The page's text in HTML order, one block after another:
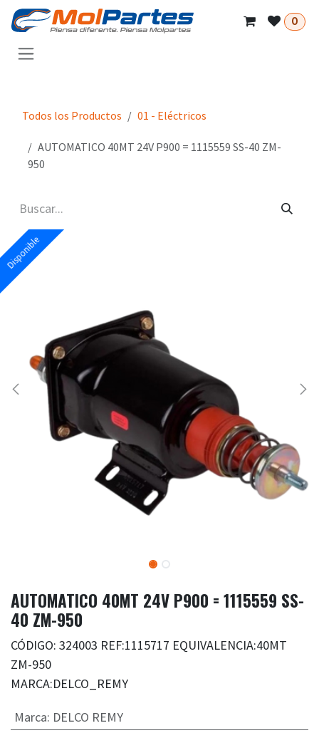
Ir al contenido
0
Todos los Productos 01 - Eléctricos
AUTOMATICO 40MT 24V P900 = 1115559 SS-40 ZM-
950
Disponible
Disponible
AUTOMATICO 40MT 24V P900 = 1115559 SS-
40 ZM-950
CÓDIGO: 324003 REF:1115717 EQUIVALENCIA:40MT
ZM-950
MARCA:DELCO_REMY
Marca: DELCO REMY